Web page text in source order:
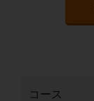
コース